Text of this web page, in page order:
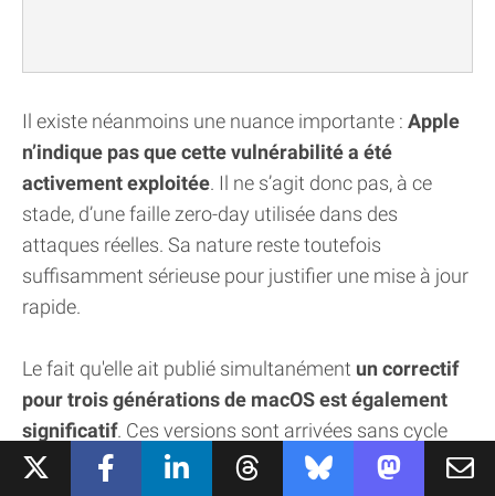
Il existe néanmoins une nuance importante : Apple
n’indique pas que cette vulnérabilité a été
activement exploitée. Il ne s’agit donc pas, à ce
stade, d’une faille zero-day utilisée dans des
attaques réelles. Sa nature reste toutefois
suffisamment sérieuse pour justifier une mise à jour
rapide.
Le fait qu'elle ait publié simultanément un correctif
pour trois générations de macOS est également
significatif. Ces versions sont arrivées sans cycle
bêta préalable et sans attendre la prochaine vague